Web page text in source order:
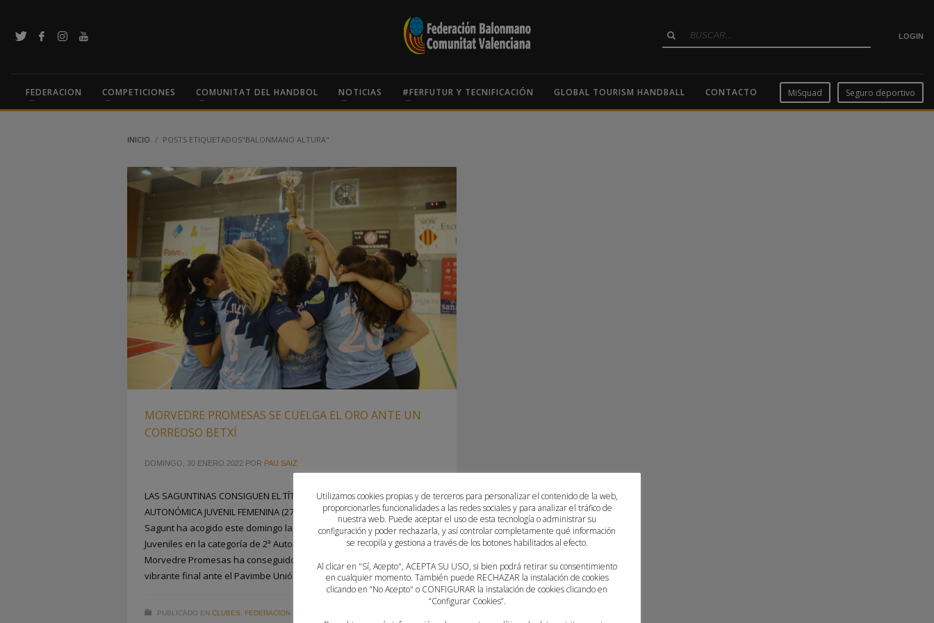
LOGIN
FEDERACION COMPETICIONES COMUNITAT DEL HANDBOL NOTICIAS #FERFUTUR Y TECNIFICACIÓN GLOBAL TOURISM HANDBALL CONTACTO MiSquad Seguro deportivo
INICIO POSTS ETIQUETADOS"BALONMANO ALTURA"
MORVEDRE PROMESAS SE CUELGA EL ORO ANTE UN
CORREOSO BETXÍ
DOMINGO, 30 ENERO 2022 POR PAU SAIZ
LAS SAGUNTINAS CONSIGUEN EL TÍTULO DE CAMPEONAS DE 2ª
AUTONÓMICA JUVENIL FEMENINA (27-26) El Pabellón René Marigil de
Sagunt ha acogido este domingo la celebración de las Finales
Juveniles en la categoría de 2ª Autonómica Norte, donde el CBM
Morvedre Promesas ha conseguido alzarse con el oro en una
vibrante final ante el Pavimbe Unió
PUBLICADO EN CLUBES, FEDERACION
Utilizamos cookies propias y de terceros para personalizar el contenido de la web,
proporcionarles funcionalidades a las redes sociales y para analizar el tráfico de
nuestra web. Puede aceptar el uso de esta tecnología o administrar su
configuración y poder rechazarla, y así controlar completamente qué información
se recopila y gestiona a través de los botones habilitados al efecto.
Al clicar en "Sí, Acepto", ACEPTA SU USO, si bien podrá retirar su consentimiento
en cualquier momento. También puede RECHAZAR la instalación de cookies
clicando en “No Acepto" o CONFIGURAR la instalación de cookies clicando en
“Configurar Cookies”.